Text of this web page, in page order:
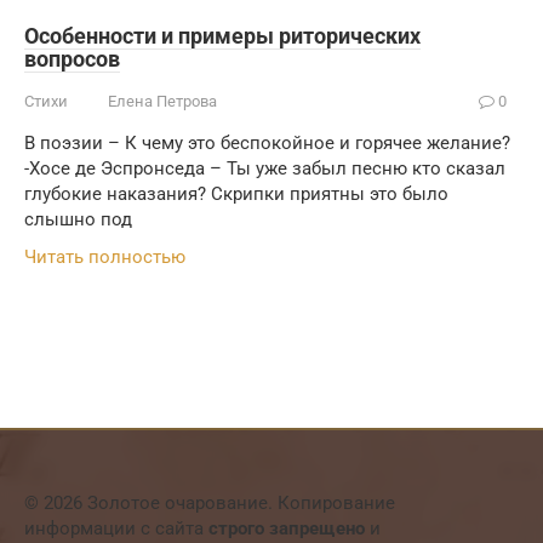
Особенности и примеры риторических
вопросов
Стихи Елена Петрова 0
В поэзии – К чему это беспокойное и горячее желание?
-Хосе де Эспронседа – Ты уже забыл песню кто сказал
глубокие наказания? Скрипки приятны это было
слышно под
Читать полностью
© 2026 Золотое очарование. Копирование
информации с сайта строго запрещено и